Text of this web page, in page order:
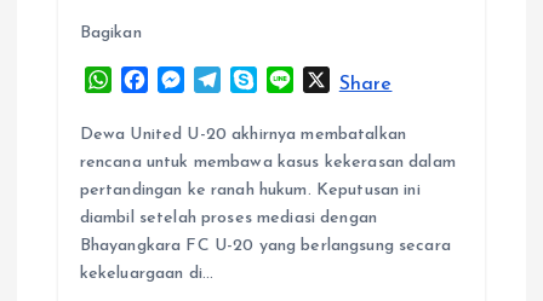
Bagikan
W
a
t
s
A
p
p
c
e
b
o
o
k
M
s
s
e
n
g
e
l
e
g
r
a
y
p
e
n
e
XShare
Dewa United U-20 akhirnya membatalkan
rencana untuk membawa kasus kekerasan dalam
pertandingan ke ranah hukum. Keputusan ini
diambil setelah proses mediasi dengan
Bhayangkara FC U-20 yang berlangsung secara
kekeluargaan di…